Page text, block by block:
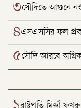
৩সৌদিতে আগুনে
৪এসএসসির ফল
৫সৌদি আরবে
রাষ্ট্রপতি মির্জা